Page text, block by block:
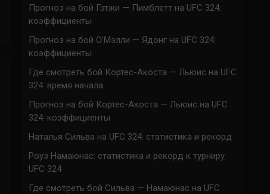
Прогноз на бой Гэтжи — Пимблетт на UFC 324:
коэффициенты
Прогноз на бой О’Мэлли — Ядонг на UFC 324:
коэффициенты
Где смотреть бой Кортес-Акоста — Льюис на UFC
324: время начала
Прогноз на бой Кортес-Акоста — Льюис на UFC
324: коэффициенты
Наталья Сильва на UFC 324: статистика и рекорд
Роуз Намаюнас: статистика и рекорд к турниру
UFC 324
Где смотреть бой Сильва — Намаюнас на UFC